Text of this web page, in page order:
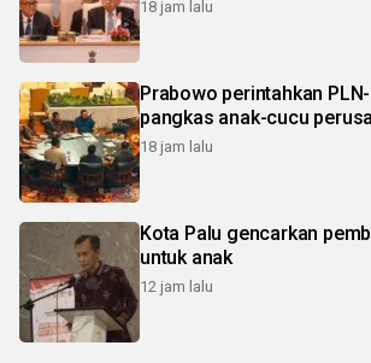
18 jam lalu
Prabowo perintahkan
pangkas anak-cucu
18 jam lalu
Kota Palu gencarkan
untuk anak
12 jam lalu